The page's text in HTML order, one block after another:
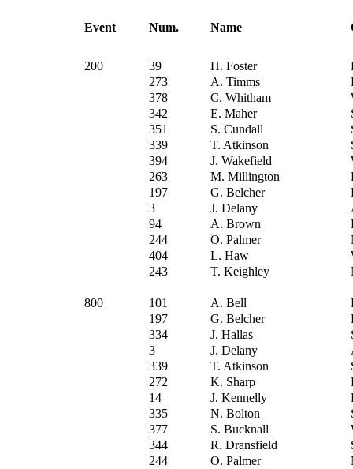
Event Num. Name
200 39 H. Foster
273
A. Timms
378
C. Whitham
342
E. Maher
351
S. Cundall
339
T. Atkinson
394
J. Wakefield
263
M. Millington
197
G. Belcher
3
J. Delany
94
A. Brown
244
O. Palmer
404
L. Haw
243
T. Keighley
800 101 A. Bell
197
G. Belcher
334
J. Hallas
3
J. Delany
339
T. Atkinson
272
K. Sharp
14
J. Kennelly
335
N. Bolton
377
S. Bucknall
344
R. Dransfield
244
O. Palmer